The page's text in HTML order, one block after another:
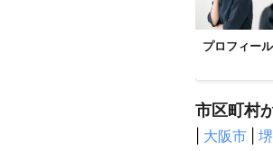
木津川市
南丹市
京
名張市 伊
菰野町
尾
【兵庫県
プロフィー
市区町村
大阪市